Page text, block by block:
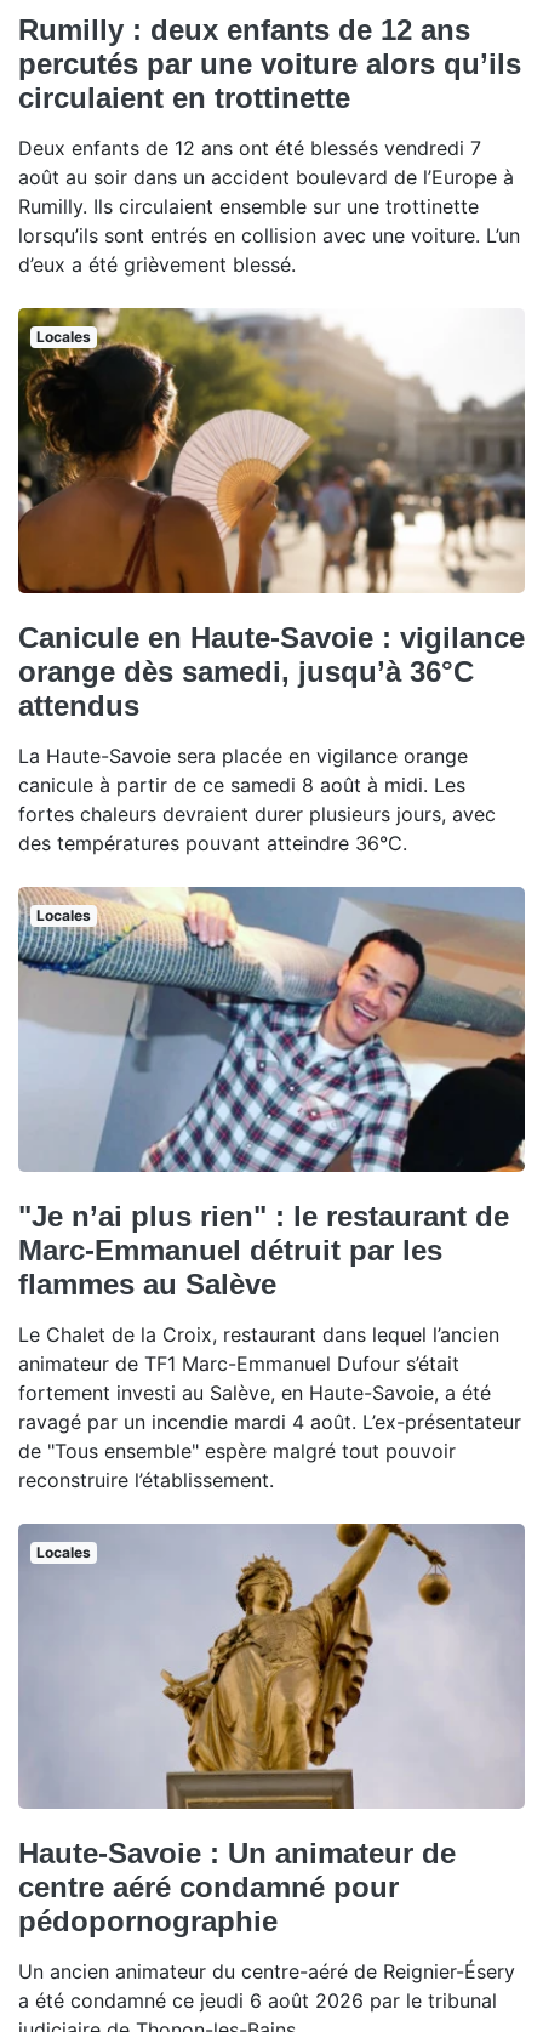
Rumilly : deux enfants de 12 ans
percutés par une voiture alors qu’ils
circulaient en trottinette
Deux enfants de 12 ans ont été blessés vendredi 7
août au soir dans un accident boulevard de l’Europe à
Rumilly. Ils circulaient ensemble sur une trottinette
lorsqu’ils sont entrés en collision avec une voiture. L’un
d’eux a été grièvement blessé.
Locales
Canicule en Haute-Savoie : vigilance
orange dès samedi, jusqu’à 36°C
attendus
La Haute-Savoie sera placée en vigilance orange
canicule à partir de ce samedi 8 août à midi. Les
fortes chaleurs devraient durer plusieurs jours, avec
des températures pouvant atteindre 36°C.
Locales
"Je n’ai plus rien" : le restaurant de
Marc-Emmanuel détruit par les
flammes au Salève
Le Chalet de la Croix, restaurant dans lequel l’ancien
animateur de TF1 Marc-Emmanuel Dufour s’était
fortement investi au Salève, en Haute-Savoie, a été
ravagé par un incendie mardi 4 août. L’ex-présentateur
de "Tous ensemble" espère malgré tout pouvoir
reconstruire l’établissement.
Locales
Haute-Savoie : Un animateur de
centre aéré condamné pour
pédopornographie
Un ancien animateur du centre-aéré de Reignier-Ésery
a été condamné ce jeudi 6 août 2026 par le tribunal